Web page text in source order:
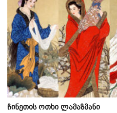
ჩინეთის ოთხი ლამაზმანი